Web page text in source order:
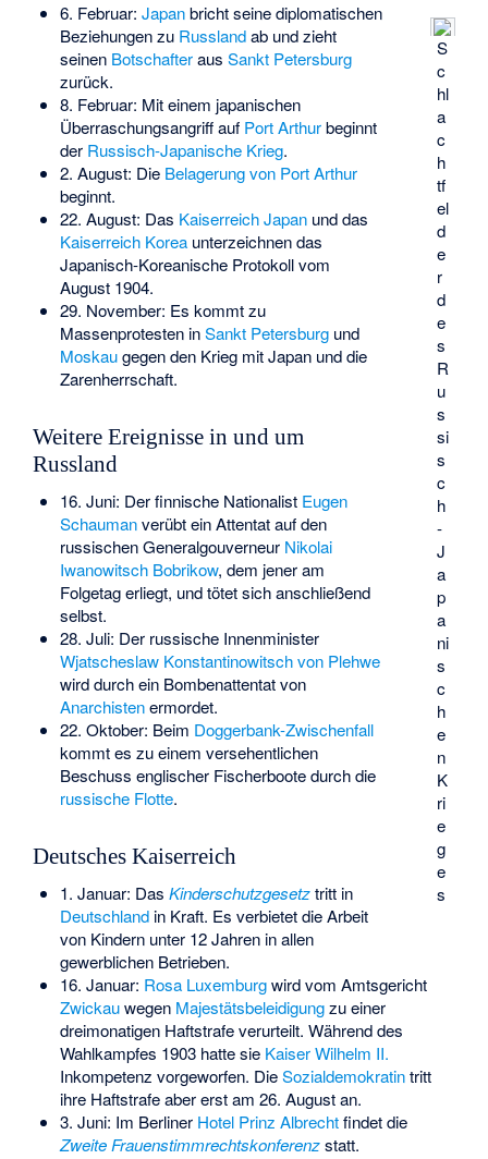
S
c
hl
a
c
h
tf
el
d
e
r
d
e
s
R
u
s
si
s
c
h
-
J
a
p
a
ni
s
c
h
e
n
K
ri
e
g
e
s
6. Februar: Japanbricht seine diplomatischen
Beziehungen zu Russlandab und zieht
seinen Botschafteraus Sankt Petersburg
zurück.
8. Februar: Mit einem japanischen
Überraschungsangriff auf Port Arthurbeginnt
der Russisch-Japanische Krieg.
2. August: Die Belagerung von Port Arthur
beginnt.
22. August: Das Kaiserreich Japanund das
Kaiserreich Koreaunterzeichnen das
Japanisch-Koreanische Protokoll vom
August 1904.
29. November: Es kommt zu
Massenprotesten inSankt Petersburgund
Moskaugegen den Krieg mit Japan und die
Zarenherrschaft.
Weitere Ereignisse in und um
Russland
16. Juni: Der finnische Nationalist Eugen
Schaumanverübt ein Attentat auf den
russischen Generalgouverneur Nikolai
Iwanowitsch Bobrikow, dem jener am
Folgetag erliegt, und tötet sich anschließend
selbst.
28. Juli: Der russische Innenminister
Wjatscheslaw Konstantinowitsch von Plehwe
wird durch ein Bombenattentat von
Anarchistenermordet.
22. Oktober: Beim Doggerbank-Zwischenfall
kommt es zu einem versehentlichen
Beschuss englischer Fischerboote durch die
russische Flotte.
Deutsches Kaiserreich
1. Januar: Das Kinderschutzgesetztritt in
Deutschlandin Kraft. Es verbietet die Arbeit
von Kindern unter 12 Jahren in allen
gewerblichen Betrieben.
16. Januar: Rosa Luxemburgwird vom Amtsgericht
Zwickauwegen Majestätsbeleidigungzu einer
dreimonatigen Haftstrafe verurteilt. Während des
Wahlkampfes 1903 hatte sie Kaiser Wilhelm II.
Inkompetenz vorgeworfen. DieSozialdemokratintritt
ihre Haftstrafe aber erst am 26. August an.
3. Juni: Im Berliner Hotel Prinz Albrechtfindet die
Zweite Frauenstimmrechtskonferenzstatt.